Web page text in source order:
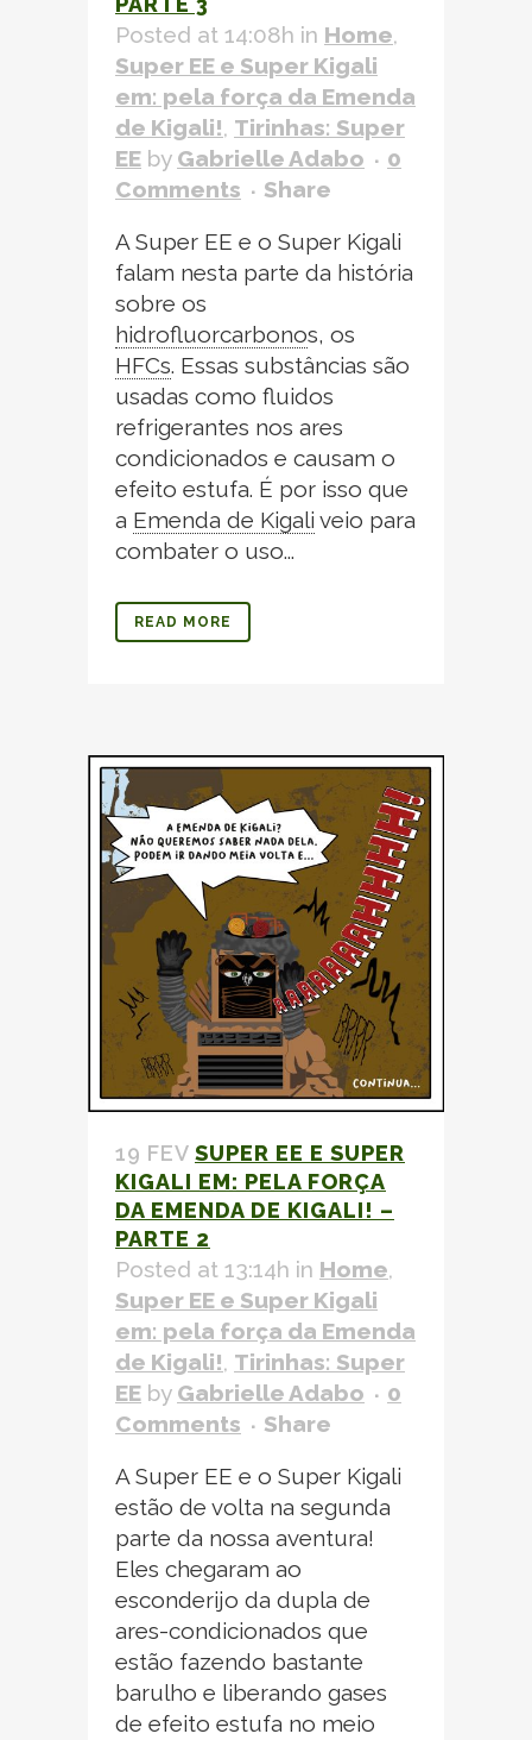
Posted at 14:08h in Home,
Super EE e Super Kigali
em: pela força da Emenda
de Kigali!, Tirinhas: Super
EE by Gabrielle Adabo
0
Comments
Share
A Super EE e o Super Kigali
falam nesta parte da história
sobre os
hidrofluorcarbonos, os
HFCs. Essas substâncias são
usadas como fluidos
refrigerantes nos ares
condicionados e causam o
efeito estufa. É por isso que
a Emenda de Kigali veio para
combater o uso...
READ MORE
19 FEV SUPER EE E SUPER
KIGALI EM: PELA FORÇA
DA EMENDA DE KIGALI! –
PARTE 2
Posted at 13:14h in Home,
Super EE e Super Kigali
em: pela força da Emenda
de Kigali!, Tirinhas: Super
EE by Gabrielle Adabo
0
Comments
Share
A Super EE e o Super Kigali
estão de volta na segunda
parte da nossa aventura!
Eles chegaram ao
esconderijo da dupla de
ares-condicionados que
estão fazendo bastante
barulho e liberando gases
de efeito estufa no meio